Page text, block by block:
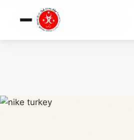
Nike Turquie 2026: Prix, Blocage en Ligne et Gu...